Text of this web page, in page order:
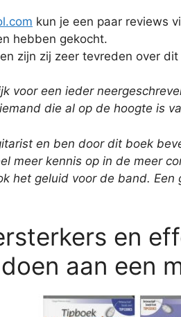
kun je een paar reviews
hebben gekocht.
zijn zij zeer tevreden over
voor een ieder
die al op de hoogte is
en ben door dit boek
meer kennis op in de meer
het geluid voor de band.
en
aan een